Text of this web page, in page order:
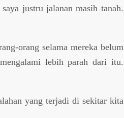
justru jalanan masih tanah.
orang selama mereka belum
lebih parah dari itu.
yang terjadi di sekitar kita